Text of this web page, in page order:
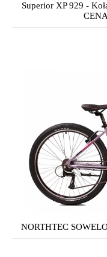
Superior XP 929 -
NORTHTEC